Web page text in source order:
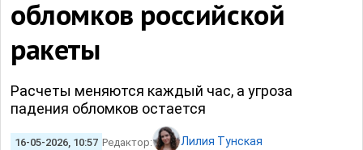
обломков российской
ракеты
Расчеты меняются каждый час, а угроза
падения обломков остается
16-05-2026, 10:57 Редактор: Лилия Тунская